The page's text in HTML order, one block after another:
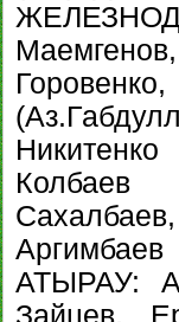
Аргимбаев
АТЫРАУ:
Зайцев,